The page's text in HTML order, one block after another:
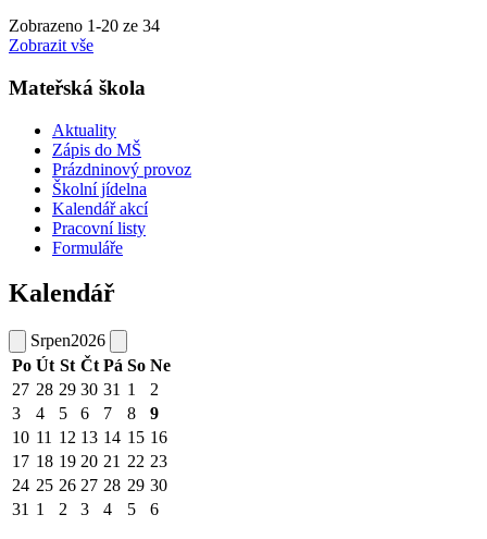
Zobrazeno 1-20 ze 34
Zobrazit vše
Mateřská škola
Aktuality
Zápis do MŠ
Prázdninový provoz
Školní jídelna
Kalendář akcí
Pracovní listy
Formuláře
Kalendář
Srpen2026
Po Út St Čt Pá So Ne
27 28 29 30 31 1
2
3
4 5 6 7 8
9
10 11 12 13 14 15 16
17 18 19 20 21 22 23
24 25 26 27 28 29 30
31 1 2 3 4 5 6